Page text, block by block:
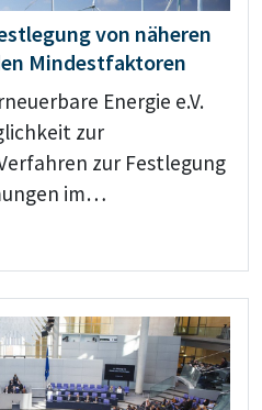
von näheren
Mindestfaktoren
Energie e.V.
zur
zur Festlegung
im…